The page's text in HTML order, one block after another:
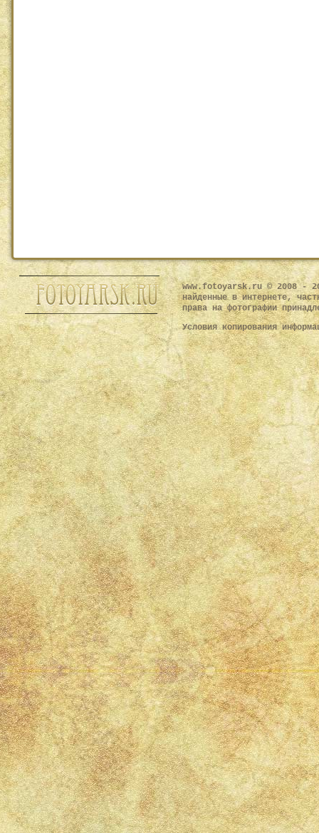
www.fotoyarsk.ru © 2008 -
найденные в интернете,
права на фотографии
Условия копирования